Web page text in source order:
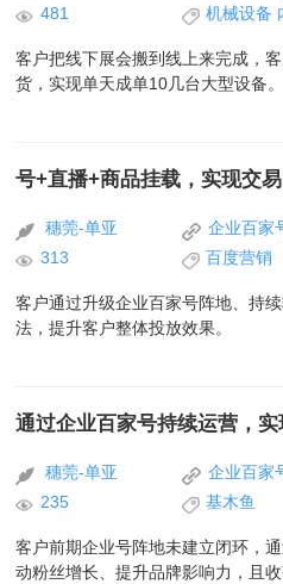
481
机械设备
客户把线下展会搬到线上来完成，
货，实现单天成单10几台大型设备。
号+直播+商品挂载，实现交
穗莞-单亚
企业百家
313
百度营销
客户通过升级企业百家号阵地、持
法，提升客户整体投放效果。
穗莞-单亚
企业百家
235
基木鱼
客户前期企业号阵地未建立闭环，
动粉丝增长、提升品牌影响力，且收